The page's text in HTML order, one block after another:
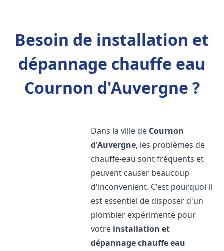
Besoin de installation et
dépannage chauffe eau
Cournon d'Auvergne ?
Dans la ville de Cournon
d'Auvergne, les problèmes de
chauffe-eau sont fréquents et
peuvent causer beaucoup
d'inconvenient. C'est pourquoi il
est essentiel de disposer d'un
plombier expérimenté pour
votre installation et
dépannage chauffe eau